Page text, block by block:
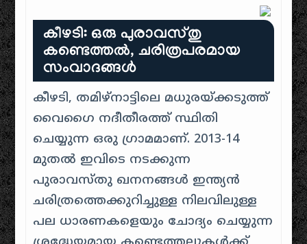
കീഴടി: ഒരു പുരാവസ്തു
കണ്ടെത്തൽ, ചരിത്രപരമായ
സംവാദങ്ങൾ
കീഴടി, തമിഴ്നാട്ടിലെ മധുരയ്ക്കടുത്ത്
വൈഗൈ നദീതീരത്ത് സ്ഥിതി
ചെയ്യുന്ന ഒരു ഗ്രാമമാണ്. 2013-14
മുതൽ ഇവിടെ നടക്കുന്ന
പുരാവസ്തു ഖനനങ്ങൾ ഇന്ത്യൻ
ചരിത്രത്തെക്കുറിച്ചുള്ള നിലവിലുള്ള
പല ധാരണകളെയും ചോദ്യം ചെയ്യുന്ന